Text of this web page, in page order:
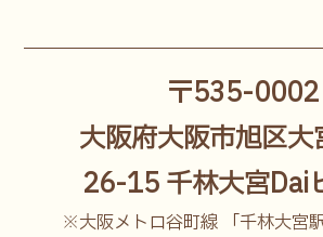
〒535-0002
大阪府大阪市旭区大
26-15 千林大宮Dai
※大阪メトロ谷町線 「千林大宮